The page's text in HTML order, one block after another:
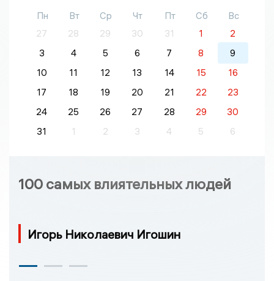
Пн Вт Ср Чт Пт Сб
Вс
27
28 29 30 31 1
2
3
4 5 6 7 8
9
10
11 12 13 14 15
16
17
18 19 20 21 22
23
24
25 26 27 28 29
30
31
1 2 3 4 5 6
100 самых влиятельных людей
Игорь Николаевич Игошин